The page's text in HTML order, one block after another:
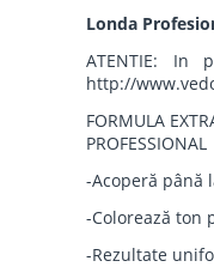
Londa
ATENTIE: In
http://
FORMULA
PROFESSIONAL
-Acoperă până
-Colorează ton
-Rezultate